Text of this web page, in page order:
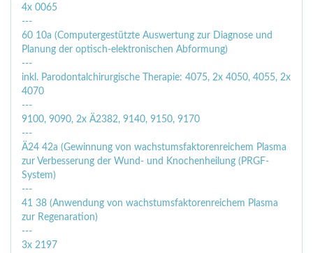
4x 0065
---
60 10a (Computergestützte Auswertung zur Diagnose und
Planung der optisch-elektronischen Abformung)
---
inkl. Parodontalchirurgische Therapie: 4075, 2x 4050, 4055, 2x
4070
---
9100, 9090, 2x Ä2382, 9140, 9150, 9170
---
Ä24 42a (Gewinnung von wachstumsfaktorenreichem Plasma
zur Verbesserung der Wund- und Knochenheilung (PRGF-
System)
---
41 38 (Anwendung von wachstumsfaktorenreichem Plasma
zur Regenaration)
---
3x 2197